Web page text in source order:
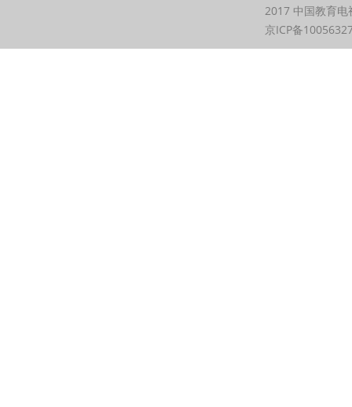
2017 中国教育
京ICP备